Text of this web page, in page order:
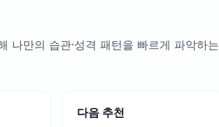
나만의 습관·성격 패턴을 빠르게 파악하는
다음 추천